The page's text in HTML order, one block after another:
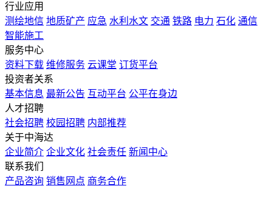
行业应用
测绘地信 地质矿产 应急 水利水文 交通 铁路 电力 石化 通信
智能施工
服务中心
资料下载 维修服务 云课堂 订货平台
投资者关系
基本信息 最新公告 互动平台 公平在身边
人才招聘
社会招聘 校园招聘 内部推荐
关于中海达
企业简介 企业文化 社会责任 新闻中心
联系我们
产品咨询 销售网点 商务合作